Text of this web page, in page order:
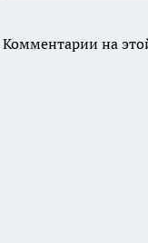
Комментарии на